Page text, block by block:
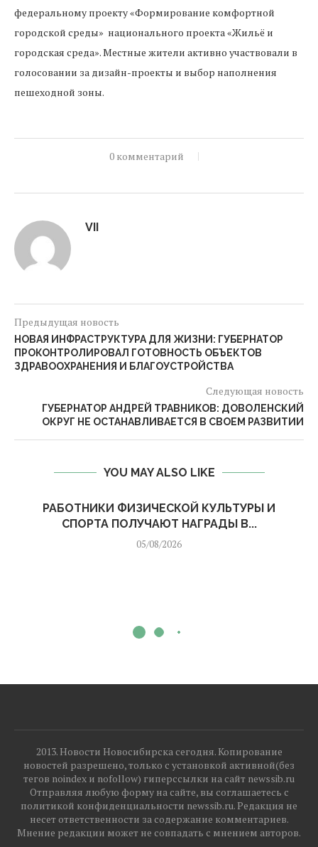
федеральному проекту «Формирование комфортной
городской среды» национального проекта «Жильё и
городская среда». Местные жители активно участвовали в
голосовании за дизайн-проекты и выбор наполнения
пешеходной зоны.
0 комментарий
VII
Предыдущая новость
НОВАЯ ИНФРАСТРУКТУРА ДЛЯ ЖИЗНИ: ГУБЕРНАТОР
ПРОКОНТРОЛИРОВАЛ ГОТОВНОСТЬ ОБЪЕКТОВ
ЗДРАВООХРАНЕНИЯ И БЛАГОУСТРОЙСТВА
Следующая новость
ГУБЕРНАТОР АНДРЕЙ ТРАВНИКОВ: ДОВОЛЕНСКИЙ
ОКРУГ НЕ ОСТАНАВЛИВАЕТСЯ В СВОЕМ РАЗВИТИИ
YOU MAY ALSO LIKE
РАБОТНИКИ ФИЗИЧЕСКОЙ КУЛЬТУРЫ И
СПОРТА ПОЛУЧАЮТ НАГРАДЫ В...
05/08/2026
2013. Новости Новосибирска сегодня. Копирование
новостей разрешено, только с установкой активной(без
тегов noindex и nofollow) гиперссылки на сайт newssib.ru
Отправляя любую форму на сайте, вы соглашаетесь с
политикой конфиденциальности newssib.ru. Редакция не
несет ответственности за содержание комментариев.
Мнение редакции может не совпадать с мнением авторов.